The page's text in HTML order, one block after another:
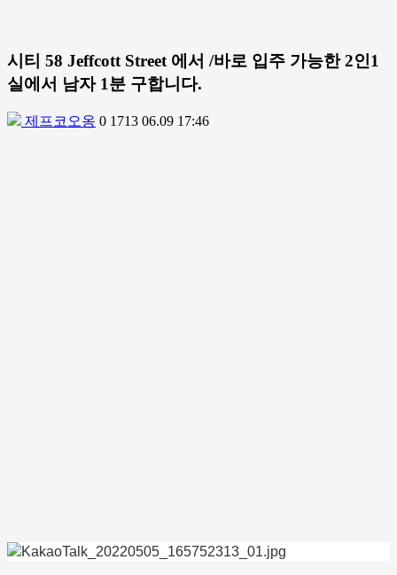
시티 58 Jeffcott Street 에서 /바로 입주 가능한 2인1
실에서 남자 1분 구합니다.
제프코오옹 0 1713 06.09 17:46